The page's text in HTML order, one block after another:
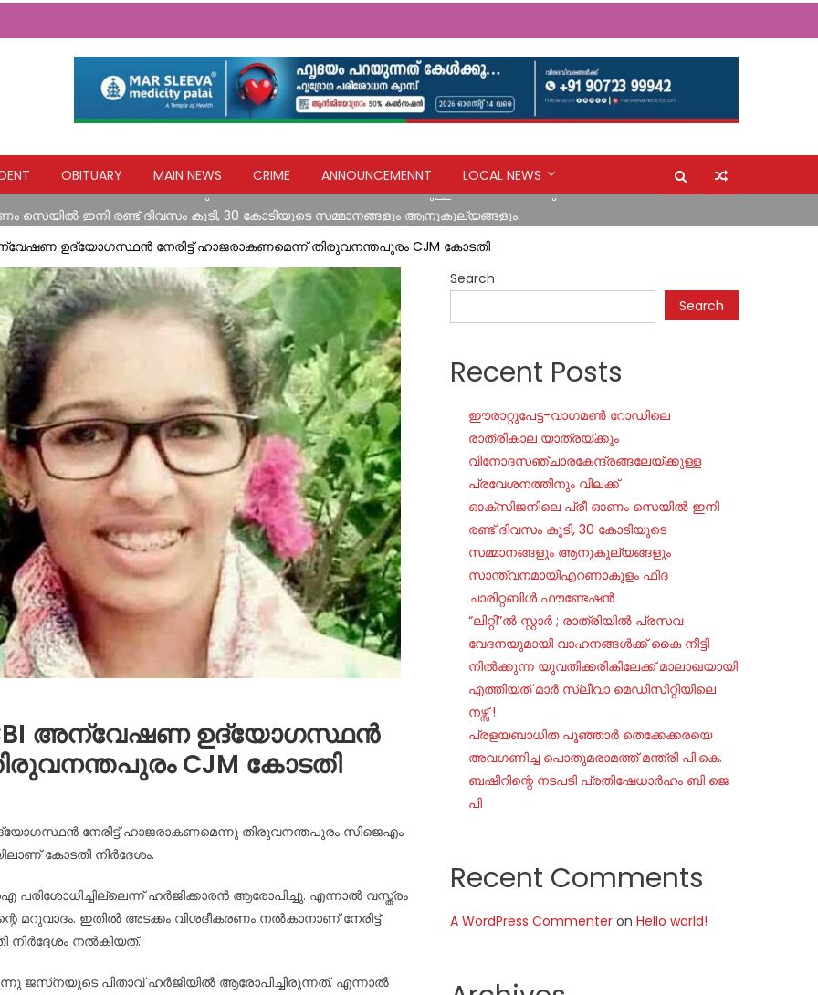
OBITUARY MAIN NEWS CRIME ANNOUNCEMENNT
LOCAL NEWS
സെയില്‍ ഇനി രണ്ട് ദിവസം കൂടി, 30 കോടിയുടെ സമ്മാനങ്ങളും ആനുകൂല്യങ്ങളും
ഫിദ ചാരിറ്റബിൾ ഫൗണ്ടേഷൻ
പ്രസവ വേദനയുമായി വാഹനങ്ങൾക്ക് കൈ നീട്ടി നിൽക്കുന്ന യുവതിക്കരികിലേക്ക് മാലാഖയായി എത്തിയത് മാർ സ്ലീവാ
അവഗണിച്ച പൊതുമരാമത്ത് മന്ത്രി പി.കെ. ബഷീറിന്റെ നടപടി പ്രതിഷേധാർഹം ബി ജെ പി
രാത്രികാല യാത്രയ്ക്കും വിനോദസഞ്ചാരകേന്ദ്രങ്ങലേയ്ക്കുള്ള പ്രവേശനത്തിനും വിലക്ക്
ഉദ്യോഗസ്ഥൻ നേരിട്ട് ഹാജരാകണമെന്ന് തിരുവനന്തപുരം CJM കോടതി
അന്വേഷണ ഉദ്യോഗസ്ഥൻ
CJM കോടതി
നേരിട്ട് ഹാജരാകണമെന്നു തിരുവനന്തപുരം സിജെഎം
കോടതി നിർദേശം.
പരിശോധിച്ചില്ലെന്ന് ഹർജിക്കാരൻ ആരോപിച്ചു. എന്നാൽ വസ്ത്രം
മറുവാദം. ഇതിൽ അടക്കം വിശദീകരണം നൽകാനാണ് നേരിട്ട്
നൽകിയത്.
ജസ്‌നയുടെ പിതാവ് ഹർജിയിൽ ആരോപിച്ചിരുന്നത്. എന്നാൽ
Search
Search
Recent Posts
ഈരാറ്റുപേട്ട-വാഗമൺ റോഡിലെ
രാത്രികാല യാത്രയ്ക്കും
വിനോദസഞ്ചാരകേന്ദ്രങ്ങലേയ്ക്കുള്ള
പ്രവേശനത്തിനും വിലക്ക്
ഓക്‌സിജനിലെ പ്രീ ഓണം സെയില്‍ ഇനി
രണ്ട് ദിവസം കൂടി, 30 കോടിയുടെ
സമ്മാനങ്ങളും ആനുകൂല്യങ്ങളും
സാന്ത്വനമായിഎറണാകുളം ഫിദ
ചാരിറ്റബിൾ ഫൗണ്ടേഷൻ
“ലിറ്റി”ൽ സ്റ്റാർ ; രാത്രിയിൽ പ്രസവ
വേദനയുമായി വാഹനങ്ങൾക്ക് കൈ നീട്ടി
നിൽക്കുന്ന യുവതിക്കരികിലേക്ക് മാലാഖയായി
എത്തിയത് മാർ സ്ലീവാ മെഡിസിറ്റിയിലെ
നഴ്സ് !
പ്രളയബാധിത പൂഞ്ഞാർ തെക്കേക്കരയെ
അവഗണിച്ച പൊതുമരാമത്ത് മന്ത്രി പി.കെ.
ബഷീറിന്റെ നടപടി പ്രതിഷേധാർഹം ബി ജെ
പി
Recent Comments
A WordPress Commenter onHello world!